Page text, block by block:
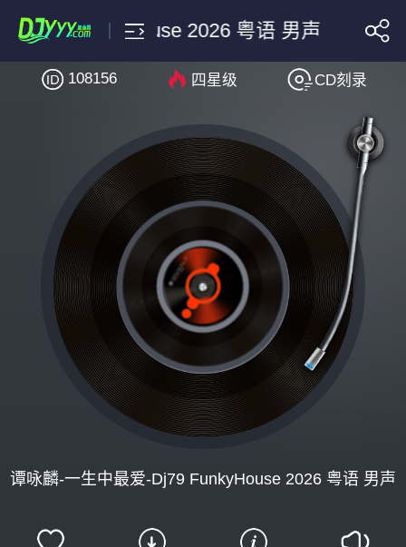
搜索
-Dj79 FunkyHouse 2026 粤语 男声
谭咏麟-一生中最爱-Dj79 FunkyHouse 2026 粤语 男声
108156 四星级 CD刻录